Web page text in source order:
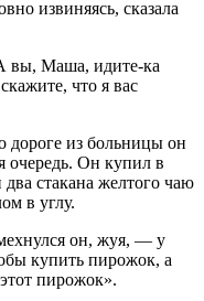
извиняясь, сказала
Маша, идите-ка
что я вас
из больницы он
очередь. Он купил в
стакана желтого чаю
в углу.
он, жуя, — у
купить пирожок, а
пирожок».